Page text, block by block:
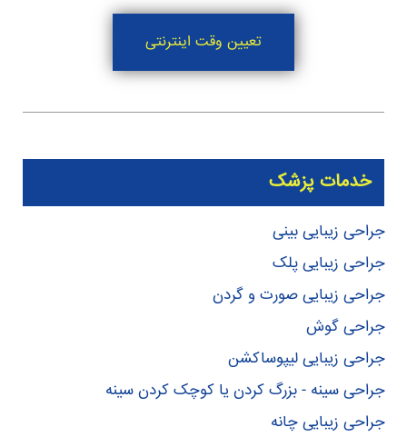
تعیین وقت اینترنتی
خدمات پزشک
جراحی زیبایی بینی
جراحی زیبایی پلک
جراحی زیبایی صورت و گردن
جراحی گوش
جراحی زیبایی لیپوساکشن
جراحی سینه - بزرگ کردن یا کوچک کردن سینه
جراحی زیبایی چانه